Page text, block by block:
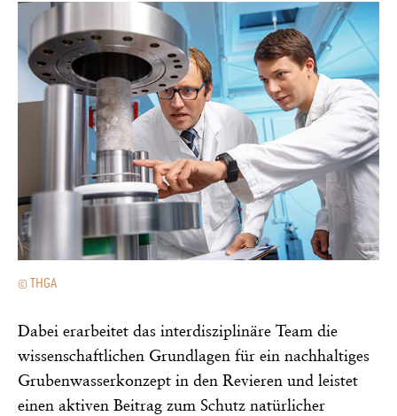
© THGA
Dabei erarbeitet das interdisziplinäre Team die
wissenschaftlichen Grundlagen für ein nachhaltiges
Grubenwasserkonzept in den Revieren und leistet
einen aktiven Beitrag zum Schutz natürlicher